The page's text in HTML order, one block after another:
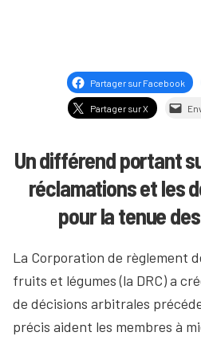
Partager sur Facebook
Partager sur X
Un différend portant
réclamations et les
pour la tenue
La Corporation de règlement
fruits et légumes (la DRC) a
de décisions arbitrales
précis aident les membres à